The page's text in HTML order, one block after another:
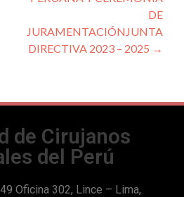
DE
JURAMENTACIÓNJUNTA
DIRECTIVA 2023 – 2025 →
de Cirujanos
del Perú
Oficina 302, Lince – Lima,